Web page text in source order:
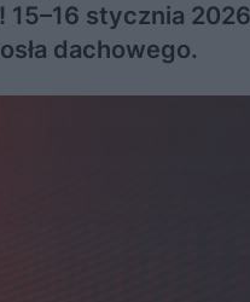
stycznia
dachowego.